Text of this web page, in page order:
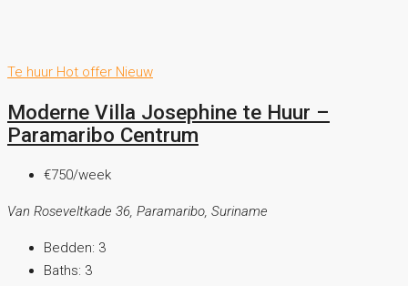
Te huur Hot offer Nieuw
Moderne Villa Josephine te Huur –
Paramaribo Centrum
€750/week
Van Roseveltkade 36, Paramaribo, Suriname
Bedden: 3
Baths: 3